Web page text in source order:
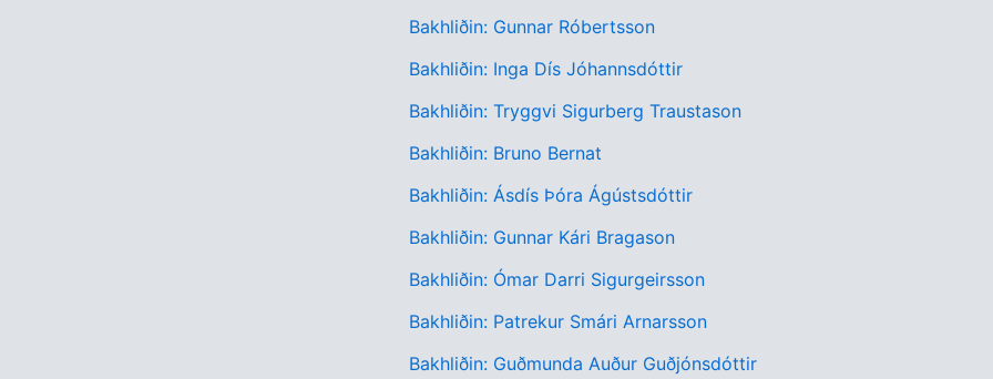
Bakhliðin: Gunnar Róbertsson
Bakhliðin: Inga Dís Jóhannsdóttir
Bakhliðin: Tryggvi Sigurberg Traustason
Bakhliðin: Bruno Bernat
Bakhliðin: Ásdís Þóra Ágústsdóttir
Bakhliðin: Gunnar Kári Bragason
Bakhliðin: Ómar Darri Sigurgeirsson
Bakhliðin: Patrekur Smári Arnarsson
Bakhliðin: Guðmunda Auður Guðjónsdóttir